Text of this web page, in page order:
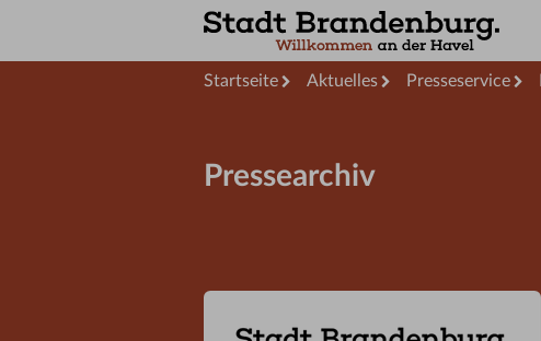
Startseite Aktuelles Presseservice
Pressearchiv